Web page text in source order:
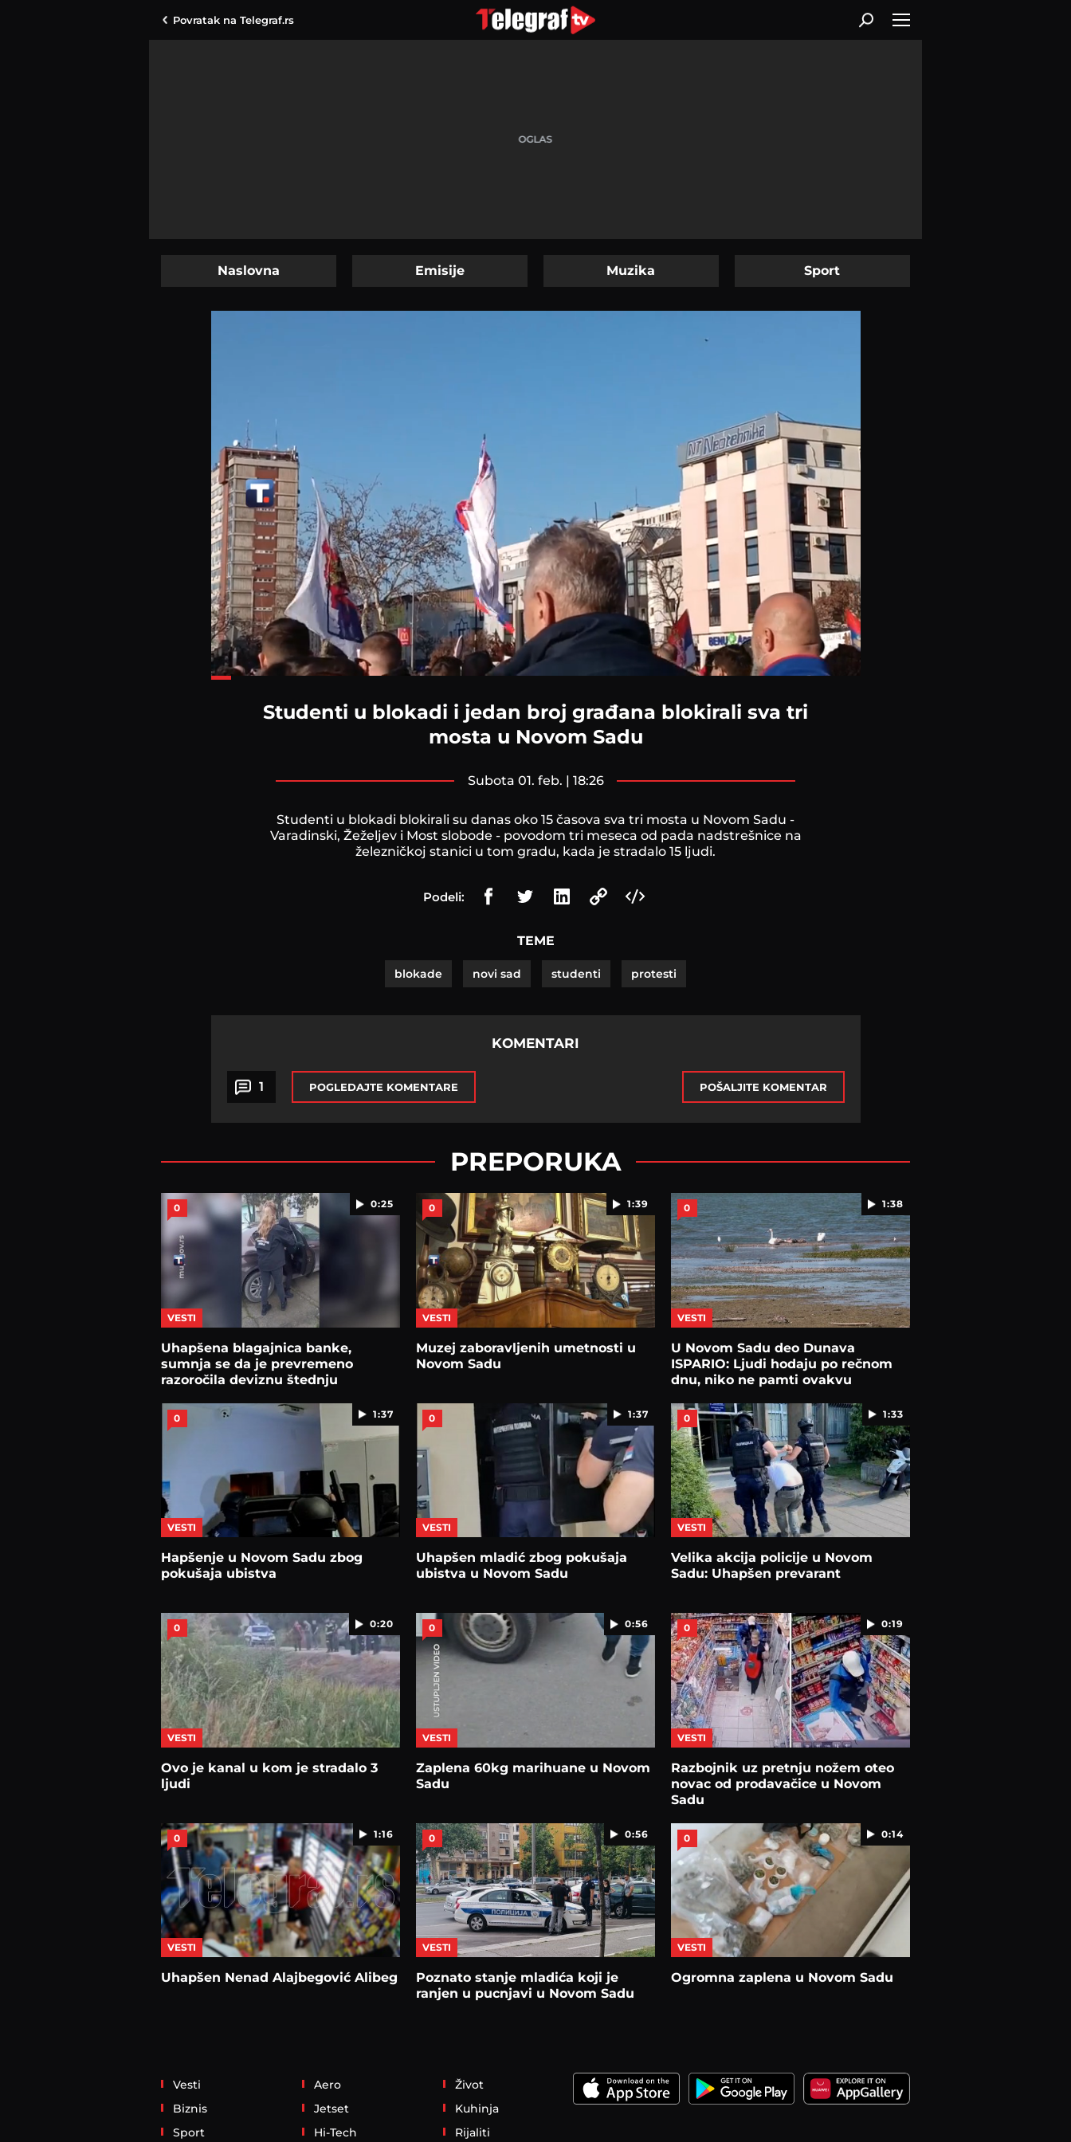
Povratak na Telegraf.rs
Naslovna Emisije Muzika Sport
Studenti u blokadi i jedan broj građana blokirali sva tri
mosta u Novom Sadu
subota 01. feb. | 18:26
Studenti u blokadi blokirali su danas oko 15 časova sva tri mosta u Novom Sadu -
Varadinski, Žeželjev i Most slobode - povodom tri meseca od pada nadstrešnice na
železničkoj stanici u tom gradu, kada je stradalo 15 ljudi.
Podeli:
TEME
blokade novi sad studenti protesti
KOMENTARI
1 POGLEDAJTE KOMENTARE POŠALJITE KOMENTAR
PREPORUKA
0:25
0
VESTI
Uhapšena blagajnica banke,
sumnja se da je prevremeno
razoročila deviznu štednju
1:39
0
VESTI
Muzej zaboravljenih umetnosti u
Novom Sadu
1:38
0
VESTI
U Novom Sadu deo Dunava
ISPARIO: Ljudi hodaju po rečnom
dnu, niko ne pamti ovakvu
1:37
0
VESTI
Hapšenje u Novom Sadu zbog
pokušaja ubistva
1:37
0
VESTI
Uhapšen mladić zbog pokušaja
ubistva u Novom Sadu
1:33
0
VESTI
Velika akcija policije u Novom
Sadu: Uhapšen prevarant
0:20
0
VESTI
Ovo je kanal u kom je stradalo 3
ljudi
0:56
0
VESTI
Zaplena 60kg marihuane u Novom
Sadu
0:19
0
VESTI
Razbojnik uz pretnju nožem oteo
novac od prodavačice u Novom
Sadu
1:16
0
VESTI
Uhapšen Nenad Alajbegović Alibeg
0:56
0
VESTI
Poznato stanje mladića koji je
ranjen u pucnjavi u Novom Sadu
0:14
0
VESTI
Ogromna zaplena u Novom Sadu
Vesti
Biznis
Sport
Aero
Jetset
Hi-Tech
Život
Kuhinja
Rijaliti